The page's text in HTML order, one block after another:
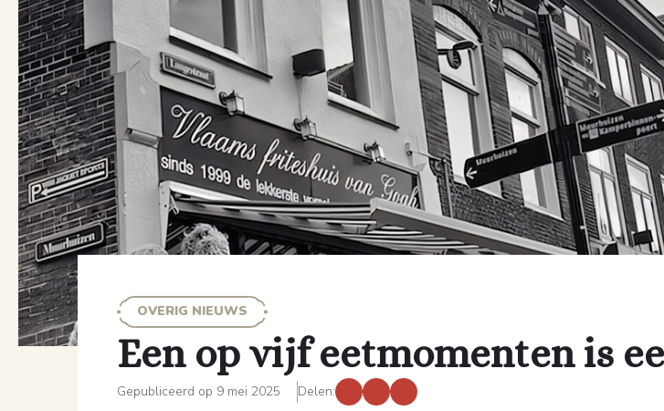
OVERIG NIEUWS
Een op vijf eetmomenten is
Gepubliceerd op 9 mei 2025 Delen: